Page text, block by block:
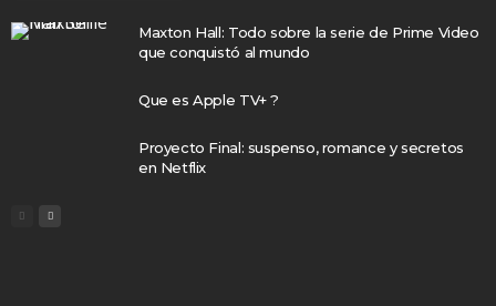
Maxton Hall: Todo sobre la serie de Prime Video
que conquistó al mundo
Que es Apple TV+ ?
Proyecto Final: suspenso, romance y secretos
en Netflix